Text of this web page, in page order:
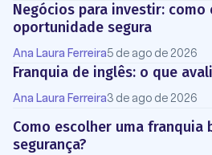
Negócios para investir: como
oportunidade segura
Ana Laura Ferreira5 de ago de 2026
Franquia de inglês: o que
Ana Laura Ferreira3 de ago de 2026
Como escolher uma franquia
segurança?